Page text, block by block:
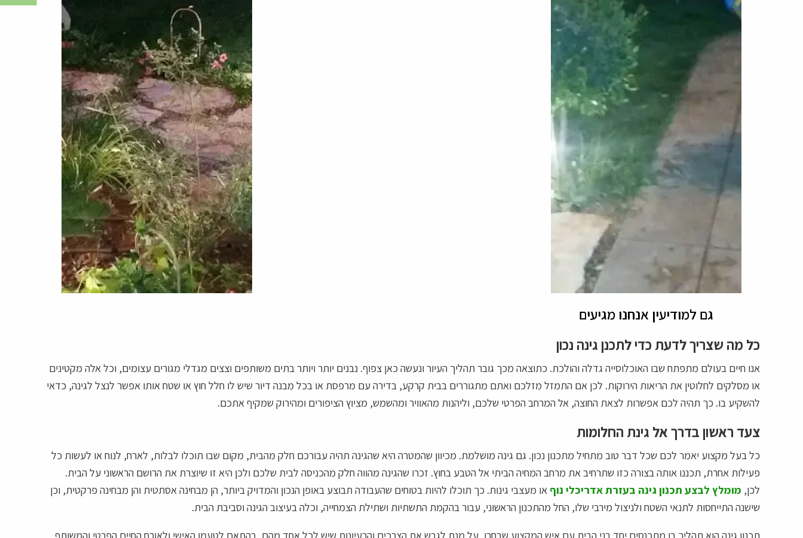
גם למודיעין אנחנו מגיעים
כל מה שצריך לדעת כדי לתכנן גינה נכון
אנו חיים בעולם מתפתח שבו האוכלוסייה גדלה והולכת. כתוצאה מכך גובר תהליך העיור ונעשה כאן צפוף. נבנים יותר ויותר בתים משותפים וצצים מגדלי מגורים עצומים, וכל אלה מקטינים
או מסלקים לחלוטין את הריאות הירוקות. לכן אם התמזל מזלכם ואתם מתגוררים בבית קרקע, בדירה עם מרפסת או בכל מבנה דיור שיש לו חלל חוץ או שטח אותו אפשר לנצל לגינה, כדאי
להשקיע בו. כך תהיה לכם אפשרות לצאת החוצה, אל המרחב הפרטי שלכם, וליהנות מהאוויר ומהשמש, מציוץ הציפורים ומהירוק שמקיף אתכם.
צעד ראשון בדרך אל גינת החלומות
כל בעל מקצוע יאמר לכם שכל דבר טוב מתחיל מתכנון נכון. גם גינה מושלמת. מכיוון שהמטרה היא שהגינה תהיה עבורכם חלק מהבית, מקום שבו תוכלו לבלות, לארח, לנוח או לעשות כל
פעילות אחרת, תכננו אותה בצורה כזו שתרחיב את מרחב המחיה הביתי אל הטבע בחוץ. זכרו שהגינה מהווה חלק מהכניסה לבית שלכם ולכן היא זו שיוצרת את הרושם הראשוני על הבית.
לכן, מומלץ לבצע תכנון גינה בעזרת אדריכלי נוף או מעצבי גינות. כך תוכלו להיות בטוחים שהעבודה תבוצע באופן הנכון והמדויק ביותר, הן מבחינה אסתטית והן מבחינה פרקטית, וכן
שישנה התייחסות לתנאי השטח ולניצול מירבי שלו, החל מהתכנון הראשוני, עבור בהקמת התשתיות ושתילת הצמחייה, וכלה בעיצוב הגינה וסביבת הבית.
תכנון גינה הוא תהליך בו מתכנסים יחד בני הבית עם איש המקצוע שבחרו, על מנת לגבש את הצרכים והרעיונות שיש לכל אחד מהם, בהתאם לטעמו האישי ולאורח החיים הפרטי והמשותף,